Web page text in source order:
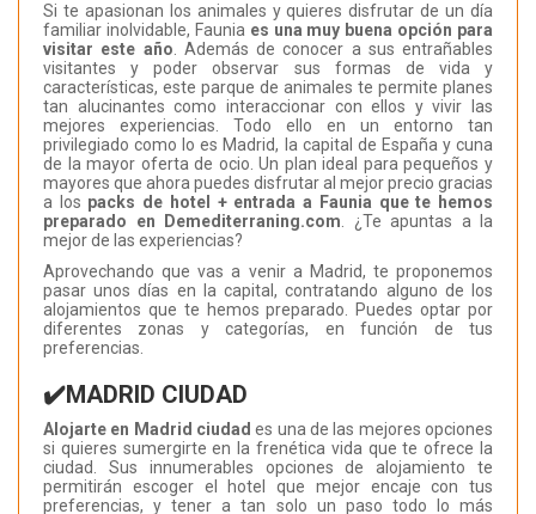
Si te apasionan los animales y quieres disfrutar de un día
familiar inolvidable, Faunia es una muy buena opción para
visitar este año. Además de conocer a sus entrañables
visitantes y poder observar sus formas de vida y
características, este parque de animales te permite planes
tan alucinantes como interaccionar con ellos y vivir las
mejores experiencias. Todo ello en un entorno tan
privilegiado como lo es Madrid, la capital de España y cuna
de la mayor oferta de ocio. Un plan ideal para pequeños y
mayores que ahora puedes disfrutar al mejor precio gracias
a los packs de hotel + entrada a Faunia que te hemos
preparado en Demediterraning.com. ¿Te apuntas a la
mejor de las experiencias?
Aprovechando que vas a venir a Madrid, te proponemos
pasar unos días en la capital, contratando alguno de los
alojamientos que te hemos preparado. Puedes optar por
diferentes zonas y categorías, en función de tus
preferencias.
✔️MADRID CIUDAD
Alojarte en Madrid ciudad es una de las mejores opciones
si quieres sumergirte en la frenética vida que te ofrece la
ciudad. Sus innumerables opciones de alojamiento te
permitirán escoger el hotel que mejor encaje con tus
preferencias, y tener a tan solo un paso todo lo más